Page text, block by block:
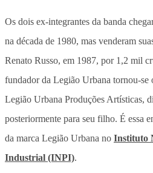
Os dois ex-integrantes da banda
na década de 1980, mas venderam
Renato Russo, em 1987, por 1,2 mil
fundador da Legião Urbana tornou-se
Legião Urbana Produções Artísticas,
posteriormente para seu filho. É essa
da marca Legião Urbana no Instituto
Industrial (INPI).